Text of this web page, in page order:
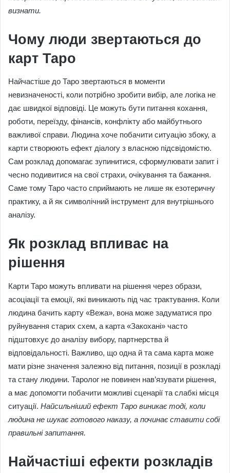
визнати.
Чому люди звертаються до
карт Таро
Найчастіше до Таро звертаються в моменти
невизначеності, коли потрібно зробити вибір, але логіка не
дає швидкої відповіді. Це можуть бути питання кохання,
роботи, переїзду, фінансів, конфлікту або майбутнього
важливої справи. Людина хоче побачити ситуацію збоку, а
карти створюють ефект діалогу з власною підсвідомістю.
Сам розклад допомагає зупинитися, сформулювати запит і
чесно подивитися на свої страхи, очікування та бажання.
Саме тому Таро часто сприймають не лише як езотеричну
практику, а й як символічний інструмент для внутрішнього
аналізу.
Як розклад впливає на
рішення
Карти Таро можуть впливати на рішення через образи,
асоціації та емоції, які виникають під час трактування. Коли
людина бачить карту «Вежа», вона може задуматися про
руйнування старих схем, а карта «Закохані» часто
підштовхує до аналізу вибору, партнерства й
відповідальності. Важливо, що одна й та сама карта може
мати різне значення залежно від питання, позиції в розкладі
та стану людини. Таролог не повинен нав’язувати рішення,
а має допомогти побачити можливі сценарії та слабкі місця
ситуації. Найсильніший ефект Таро виникає тоді, коли
людина не шукає готового наказу, а починає ставити собі
правильні запитання.
Найчастіші ефекти розкладів